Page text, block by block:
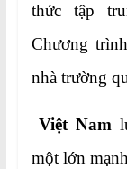
thức tập
Chương
nhà trường
Việt Nam
một lớn